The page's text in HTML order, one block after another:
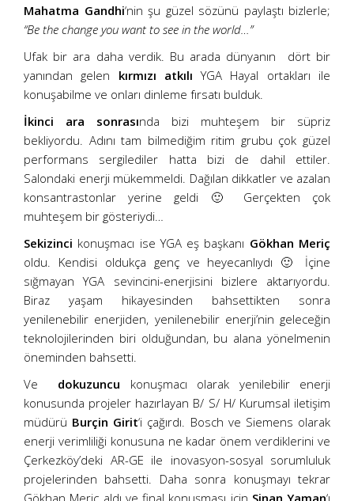
Mahatma Gandhi‘nin şu güzel sözünü paylaştı bizlerle;
“Be the change you want to see in the world…”
Ufak bir ara daha verdik. Bu arada dünyanın dört bir
yanından gelen kırmızı atkılı YGA Hayal ortakları ile
konuşabilme ve onları dinleme fırsatı bulduk.
İkinci ara sonrasında bizi muhteşem bir süpriz
bekliyordu. Adını tam bilmediğim ritim grubu çok güzel
performans sergilediler hatta bizi de dahil ettiler.
Salondaki enerji mükemmeldi. Dağılan dikkatler ve azalan
konsantrastonlar yerine geldi 🙂 Gerçekten çok
muhteşem bir gösteriydi…
Sekizinci konuşmacı ise YGA eş başkanı Gökhan Meriç
oldu. Kendisi oldukça genç ve heyecanlıydı 🙂 İçine
sığmayan YGA sevincini-enerjisini bizlere aktarıyordu.
Biraz yaşam hikayesinden bahsettikten sonra
yenilenebilir enerjiden, yenilenebilir enerji’nin geleceğin
teknolojilerinden biri olduğundan, bu alana yönelmenin
öneminden bahsetti.
Ve dokuzuncu konuşmacı olarak yenilebilir enerji
konusunda projeler hazırlayan B/ S/ H/ Kurumsal iletişim
müdürü Burçin Girit‘i çağırdı. Bosch ve Siemens olarak
enerji verimliliği konusuna ne kadar önem verdiklerini ve
Çerkezköy’deki AR-GE ile inovasyon-sosyal sorumluluk
projelerinden bahsetti. Daha sonra konuşmayı tekrar
Gökhan Meriç aldı ve final konuşması için Sinan Yaman‘ı